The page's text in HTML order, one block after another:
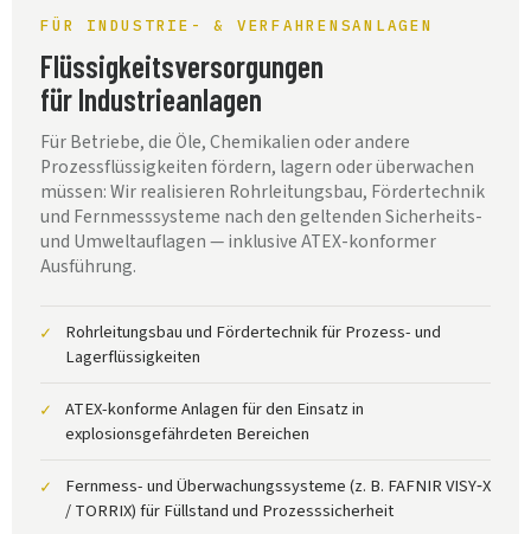
FÜR INDUSTRIE- & VERFAHRENSANLAGEN
Flüssigkeitsversorgungen
für Industrieanlagen
Für Betriebe, die Öle, Chemikalien oder andere
Prozessflüssigkeiten fördern, lagern oder überwachen
müssen: Wir realisieren Rohrleitungsbau, Fördertechnik
und Fernmesssysteme nach den geltenden Sicherheits-
und Umweltauflagen — inklusive ATEX-konformer
Ausführung.
✓
Rohrleitungsbau und Fördertechnik für Prozess- und
Lagerflüssigkeiten
✓
ATEX-konforme Anlagen für den Einsatz in
explosionsgefährdeten Bereichen
✓
Fernmess- und Überwachungssysteme (z. B. FAFNIR VISY‑X
/ TORRIX) für Füllstand und Prozesssicherheit